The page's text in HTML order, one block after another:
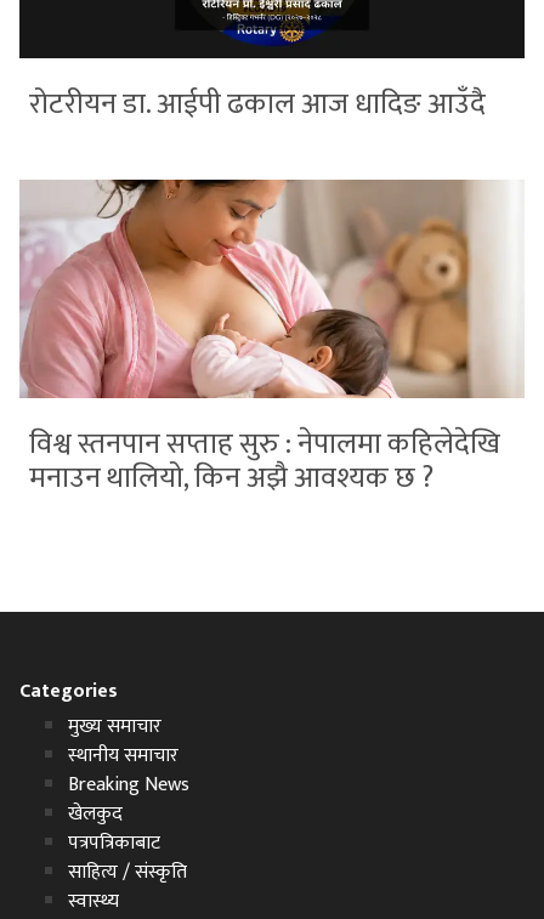
रोटरीयन डा. आईपी ढकाल आज धादिङ आउँदै
विश्व स्तनपान सप्ताह सुरु : नेपालमा कहिलेदेखि
मनाउन थालियो, किन अझै आवश्यक छ ?
Categories
मुख्य समाचार
स्थानीय समाचार
Breaking News
खेलकुद
पत्रपत्रिकाबाट
साहित्य / संस्कृति
स्वास्थ्य